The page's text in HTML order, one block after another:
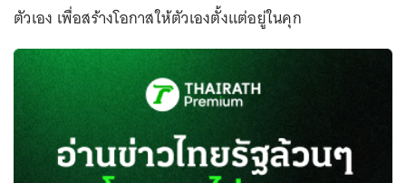
ตัวเอง เพื่อสร้างโอกาสให้ตัวเองตั้งแต่อยู่ในคุก